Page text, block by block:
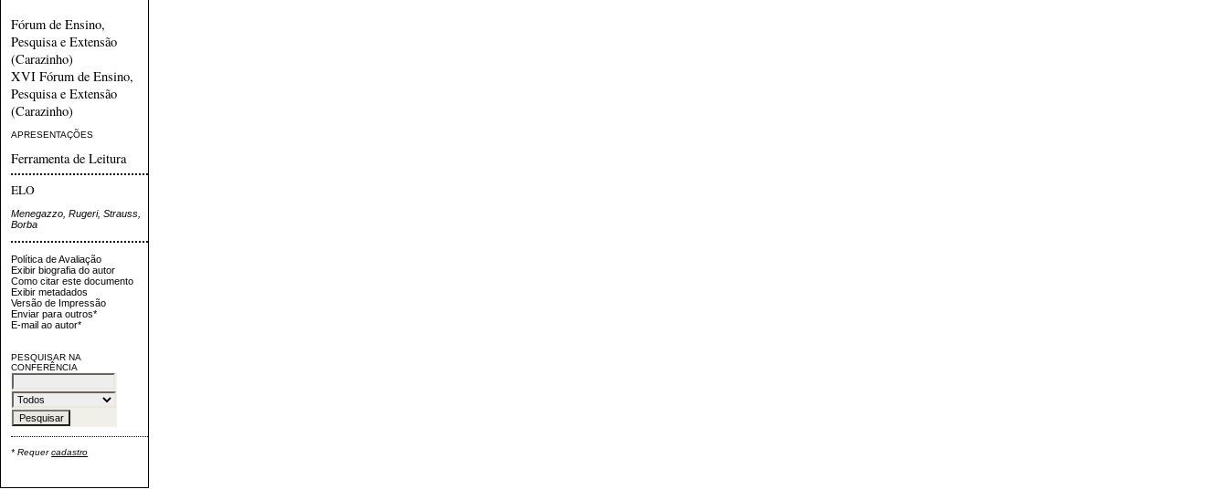
Fórum de Ensino,
Pesquisa e Extensão
(Carazinho)
XVI Fórum de Ensino,
Pesquisa e Extensão
(Carazinho)
APRESENTAÇÕES
Ferramenta de Leitura
ELO
Menegazzo, Rugeri, Strauss,
Borba
Política de Avaliação
Exibir biografia do autor
Como citar este documento
Exibir metadados
Versão de Impressão
Enviar para outros*
E-mail ao autor*
PESQUISAR NA
CONFERÊNCIA
* Requercadastro